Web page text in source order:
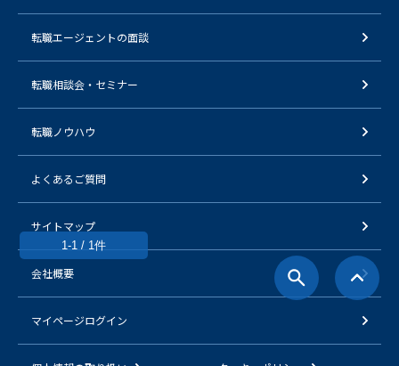
1-1 / 1件
転職エージェントの面談
転職相談会・セミナー
転職ノウハウ
よくあるご質問
サイトマップ
会社概要
マイページログイン